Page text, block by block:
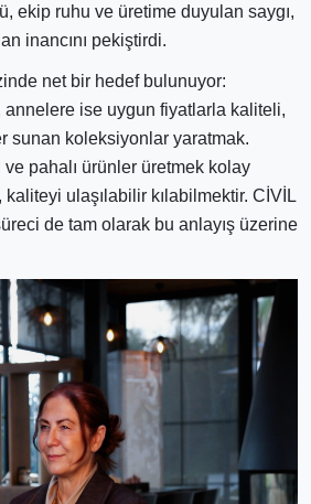
ekip ruhu ve üretime duyulan saygı,
inancını pekiştirdi.
net bir hedef bulunuyor:
annelere ise uygun fiyatlarla kaliteli,
sunan koleksiyonlar yaratmak.
pahalı ürünler üretmek kolay
kaliteyi ulaşılabilir kılabilmektir. CİVİL
de tam olarak bu anlayış üzerine